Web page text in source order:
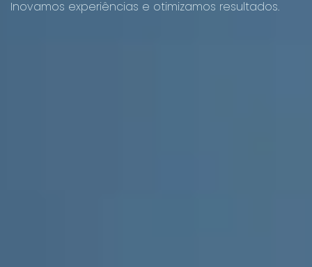
Inovamos experiências e otimizamos resultados.